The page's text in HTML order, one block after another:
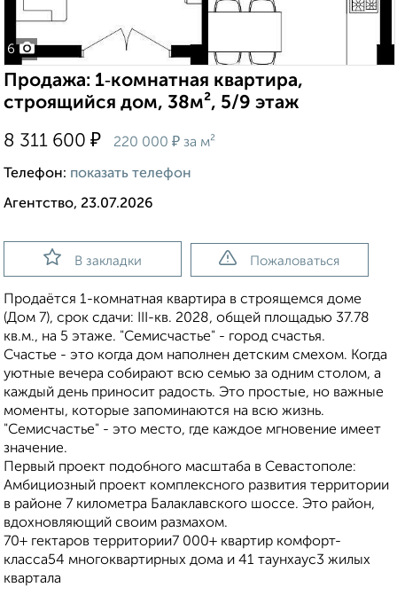
6
Продажа: 1‑комнатная квартира,
строящийся дом, 38м², 5/9 этаж
8 311 600 ₽ 220 000 ₽ за м²
Телефон: показать телефон
Агентство, 23.07.2026
В закладки Пожаловаться
Продаётся 1-комнатная квартира в строящемся доме
(Дом 7), срок сдачи: III-кв. 2028, общей площадью 37.78
кв.м., на 5 этаже. "Семисчастье" - город счастья.
Счастье - это когда дом наполнен детским смехом. Когда
уютные вечера собирают всю семью за одним столом, а
каждый день приносит радость. Это простые, но важные
моменты, которые запоминаются на всю жизнь.
"Семисчастье" - это место, где каждое мгновение имеет
значение.
Первый проект подобного масштаба в Севастополе:
Амбициозный проект комплексного развития территории
в районе 7 километра Балаклавского шоссе. Это район,
вдохновляющий своим размахом.
70+ гектаров территории7 000+ квартир комфорт-
класса54 многоквартирных дома и 41 таунхаус3 жилых
квартала